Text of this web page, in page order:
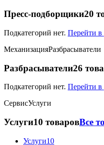
Пресс-подборщики20
Подкатегорий нет. Перейти в
МеханизацияРазбрасыватели
Разбрасыватели26
Подкатегорий нет. Перейти в
СервисУслуги
Услуги10 товаровВсе
Услуги10